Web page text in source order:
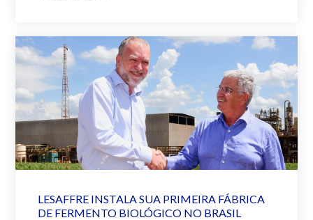
LESAFFRE INSTALA SUA PRIMEIRA FÁBRICA
DE FERMENTO BIOLÓGICO NO BRASIL